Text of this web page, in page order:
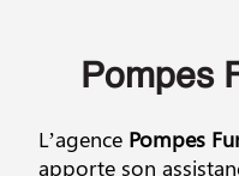
Pompes
L’agence Pompes
apporte son